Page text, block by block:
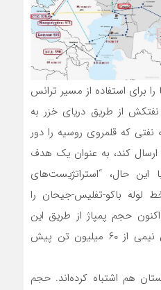
برای استفاده از مسیر ترانس
از طریق دریای خزر به
نفتی که قلمروی روسیه را دور
ارسال کند، به عنوان یک هدف
این حال، “استراتژیست‌های
لوله باکو-تفلیس-جیحان را
حجم پمپاژ از طریق این
خط لوله در نهایت به میزان نیمی از ۶۰ میلیون تن پیش
هم اشتباه کرده‌‌اند. حجم